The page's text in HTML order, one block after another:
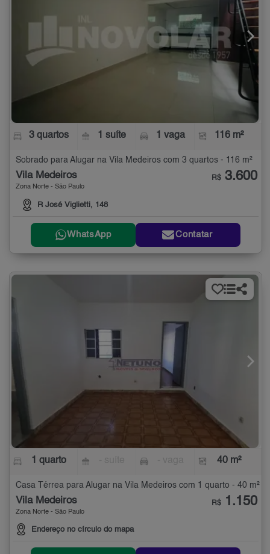
3 quartos 1 suíte 1 vaga 116 m²
Sobrado para Alugar na Vila Medeiros com 3 quartos - 116 m²
Vila Medeiros
Zona Norte - São Paulo
R José Viglietti, 148
R$ 3.600
WhatsApp Contatar
1 quarto 40 m²
Casa Térrea para Alugar na Vila Medeiros com 1 quarto - 40 m²
Vila Medeiros
Zona Norte - São Paulo
Endereço no círculo do mapa
R$ 1.150